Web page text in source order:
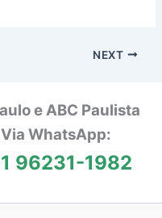
NEXT
e ABC Paulista
WhatsApp:
96231-1982